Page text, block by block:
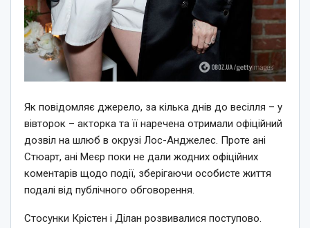
Як повідомляє джерело, за кілька днів до весілля – у
вівторок – акторка та її наречена отримали офіційний
дозвіл на шлюб в окрузі Лос-Анджелес. Проте ані
Стюарт, ані Меєр поки не дали жодних офіційних
коментарів щодо події, зберігаючи особисте життя
подалі від публічного обговорення.
Стосунки Крістен і Ділан розвивалися поступово.